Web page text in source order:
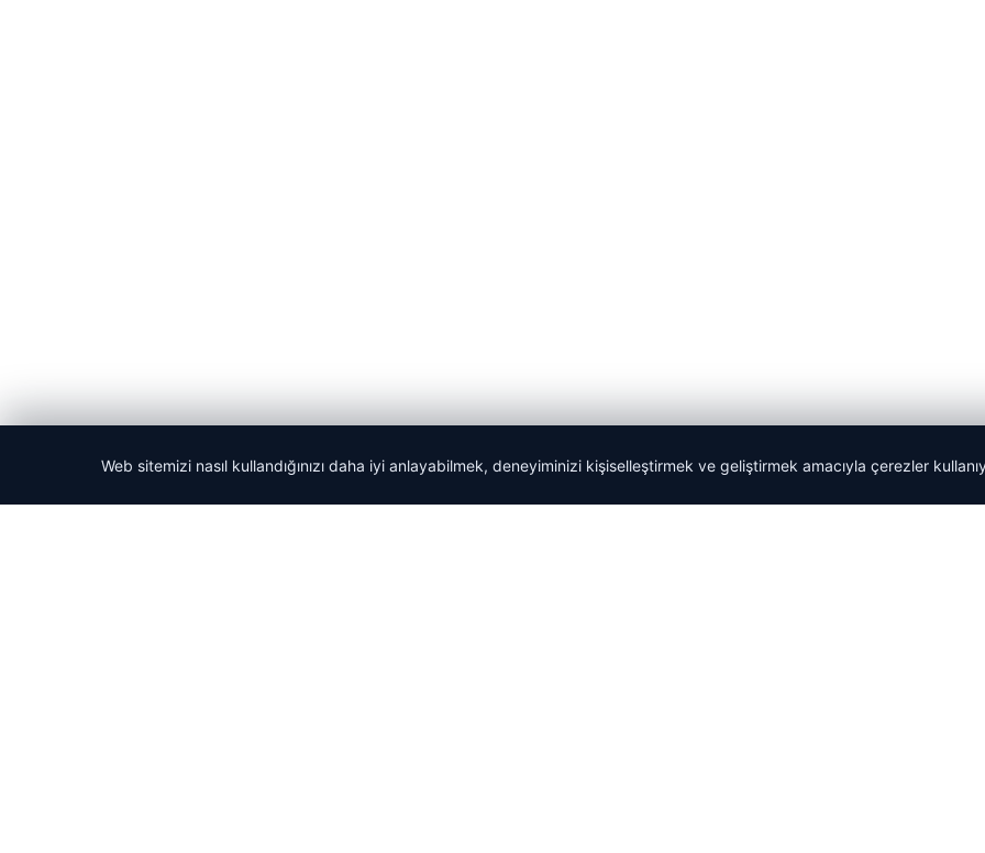
Web sitemizi nasıl kullandığınızı daha iyi anlayabilmek, deneyiminizi kişiselleştirmek ve geliştirmek amacıyla çerezler